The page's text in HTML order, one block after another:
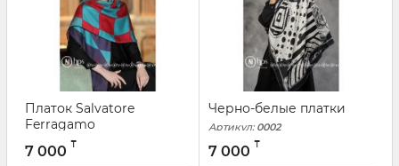
Платок Salvatore
Ferragamo
Артикул: 6844
7 000 ₸
Черно-белые платки
Артикул: 0002
7 000 ₸